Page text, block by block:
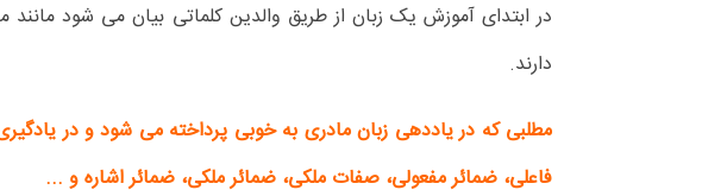
در ابتدای آموزش یک زبان از طریق والدین کلماتی بیان می شود
دارند.
مطلبی که در یاددهی زبان مادری به خوبی پرداخته می شود و در
فاعلی، ضمائر مفعولی، صفات ملکی، ضمائر ملکی، ضمائر اشاره و ...